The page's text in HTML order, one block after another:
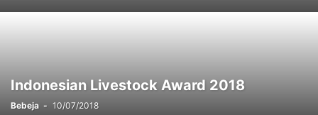
Indonesian Livestock Award 2018
Bebeja - 10/07/2018